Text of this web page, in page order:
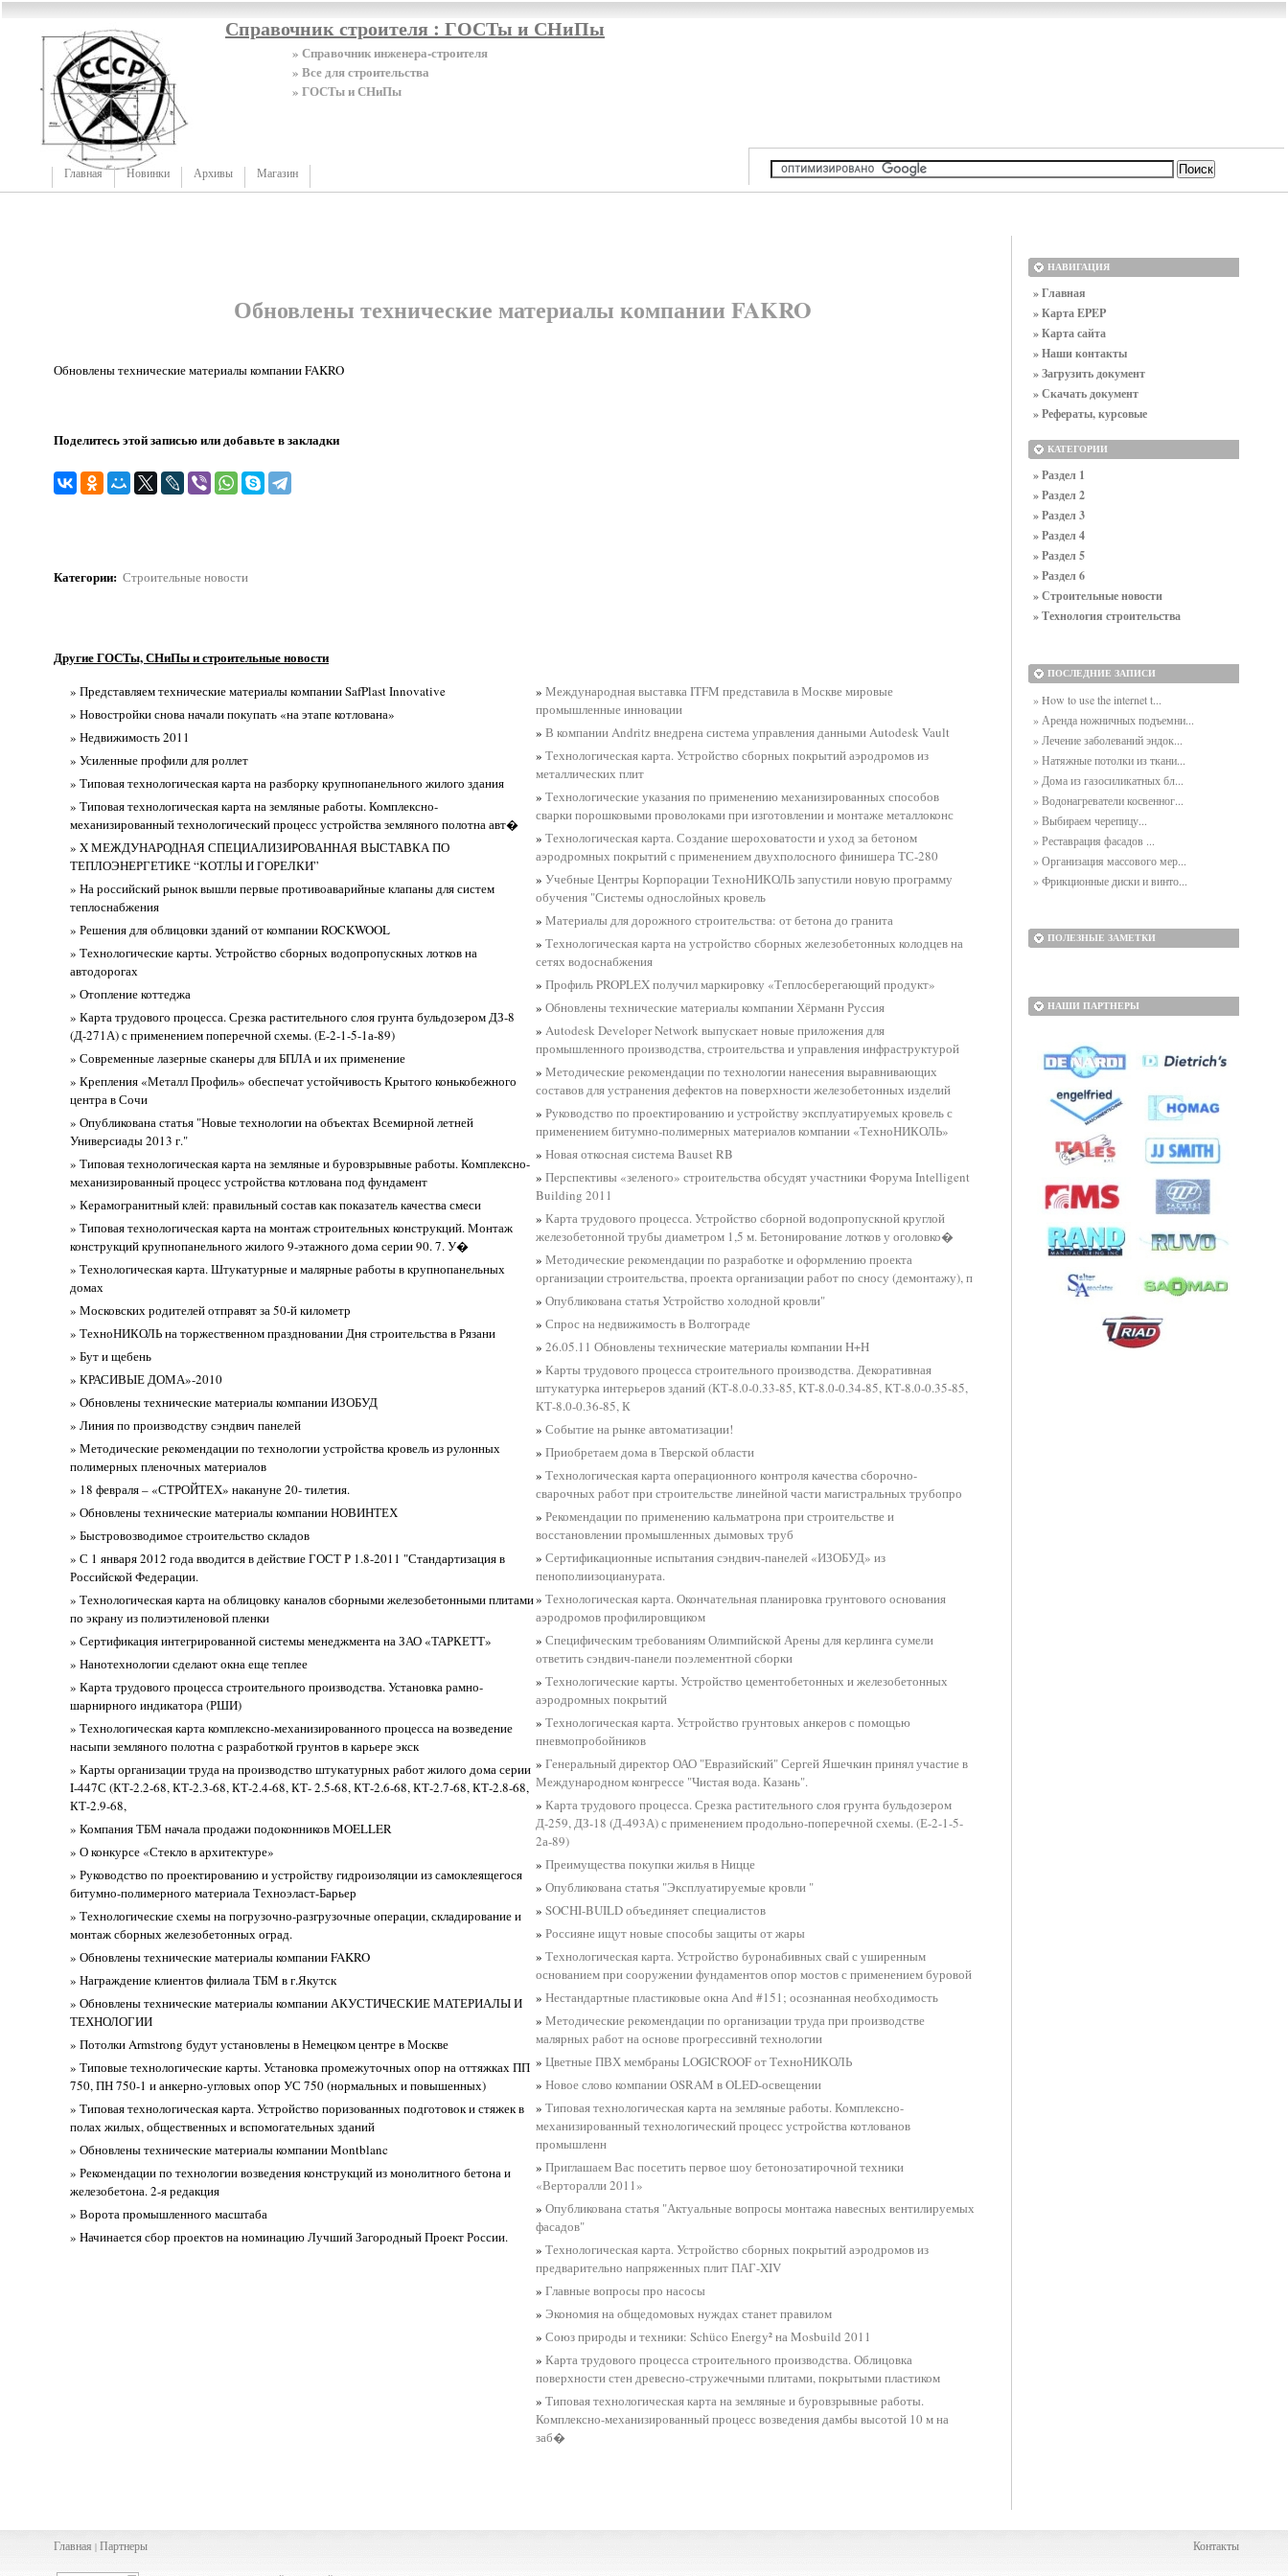
Справочник строителя : ГОСТы и СНиПы
» Справочник инженера-строителя
» Все для строительства
» ГОСТы и СНиПы
Главная Новинки Архивы Магазин
Обновлены технические материалы компании FAKRO
Обновлены технические материалы компании FAKRO
Поделитесь этой записью или добавьте в закладки
Категории: Строительные новости
Другие ГОСТы, СНиПы и строительные новости
» Представляем технические материалы компании SafPlast Innovative
» Новостройки снова начали покупать «на этапе котлована»
» Недвижимость 2011
» Усиленные профили для роллет
» Типовая технологическая карта на разборку крупнопанельного жилого здания
» Типовая технологическая карта на земляные работы. Комплексно-
механизированный технологический процесс устройства земляного полотна авт�
» X МЕЖДУНАРОДНАЯ СПЕЦИАЛИЗИРОВАННАЯ ВЫСТАВКА ПО
ТЕПЛОЭНЕРГЕТИКЕ “КОТЛЫ И ГОРЕЛКИ”
» На российский рынок вышли первые противоаварийные клапаны для систем
теплоснабжения
» Решения для облицовки зданий от компании ROCKWOOL
» Технологические карты. Устройство сборных водопропускных лотков на
автодорогах
» Отопление коттеджа
» Карта трудового процесса. Срезка растительного слоя грунта бульдозером ДЗ-8
(Д-271А) с применением поперечной схемы. (Е-2-1-5-1а-89)
» Современные лазерные сканеры для БПЛА и их применение
» Крепления «Металл Профиль» обеспечат устойчивость Крытого конькобежного
центра в Сочи
» Опубликована статья "Новые технологии на объектах Всемирной летней
Универсиады 2013 г."
» Типовая технологическая карта на земляные и буровзрывные работы. Комплексно-
механизированный процесс устройства котлована под фундамент
» Керамогранитный клей: правильный состав как показатель качества смеси
» Типовая технологическая карта на монтаж строительных конструкций. Монтаж
конструкций крупнопанельного жилого 9-этажного дома серии 90. 7. У�
» Технологическая карта. Штукатурные и малярные работы в крупнопанельных
домах
» Московских родителей отправят за 50-й километр
» ТехноНИКОЛЬ на торжественном праздновании Дня строительства в Рязани
» Бут и щебень
» КРАСИВЫЕ ДОМА»-2010
» Обновлены технические материалы компании ИЗОБУД
» Линия по производству сэндвич панелей
» Методические рекомендации по технологии устройства кровель из рулонных
полимерных пленочных материалов
» 18 февраля – «СТРОЙТЕХ» накануне 20- тилетия.
» Обновлены технические материалы компании НОВИНТЕХ
» Быстровозводимое строительство складов
» С 1 января 2012 года вводится в действие ГОСТ Р 1.8-2011 "Стандартизация в
Российской Федерации.
» Технологическая карта на облицовку каналов сборными железобетонными плитами
по экрану из полиэтиленовой пленки
» Сертификация интегрированной системы менеджмента на ЗАО «ТАРКЕТТ»
» Нанотехнологии сделают окна еще теплее
» Карта трудового процесса строительного производства. Установка рамно-
шарнирного индикатора (РШИ)
» Технологическая карта комплексно-механизированного процесса на возведение
насыпи земляного полотна с разработкой грунтов в карьере экск
» Карты организации труда на производство штукатурных работ жилого дома серии
I-447С (КТ-2.2-68, КТ-2.3-68, КТ-2.4-68, КТ- 2.5-68, КТ-2.6-68, КТ-2.7-68, КТ-2.8-68,
КТ-2.9-68,
» Компания ТБМ начала продажи подоконников MOELLER
» О конкурсе «Стекло в архитектуре»
» Руководство по проектированию и устройству гидроизоляции из самоклеящегося
битумно-полимерного материала Техноэласт-Барьер
» Технологические схемы на погрузочно-разгрузочные операции, складирование и
монтаж сборных железобетонных оград.
» Обновлены технические материалы компании FAKRO
» Награждение клиентов филиала ТБМ в г.Якутск
» Обновлены технические материалы компании АКУСТИЧЕСКИЕ МАТЕРИАЛЫ И
ТЕХНОЛОГИИ
» Потолки Armstrong будут установлены в Немецком центре в Москве
» Типовые технологические карты. Установка промежуточных опор на оттяжках ПП
750, ПН 750-1 и анкерно-угловых опор УС 750 (нормальных и повышенных)
» Типовая технологическая карта. Устройство поризованных подготовок и стяжек в
полах жилых, общественных и вспомогательных зданий
» Обновлены технические материалы компании Montblanc
» Рекомендации по технологии возведения конструкций из монолитного бетона и
железобетона. 2-я редакция
» Ворота промышленного масштаба
» Hачинается сбор проектов на номинацию Лучший Загородный Проект России.
» Международная выставка ITFM представила в Москве мировые
промышленные инновации
» В компании Andritz внедрена система управления данными Autodesk Vault
» Технологическая карта. Устройство сборных покрытий аэродромов из
металлических плит
» Технологические указания по применению механизированных способов
сварки порошковыми проволоками при изготовлении и монтаже металлоконс
» Технологическая карта. Создание шероховатости и уход за бетоном
аэродромных покрытий с применением двухполосного финишера ТС-280
» Учебные Центры Корпорации ТехноНИКОЛЬ запустили новую программу
обучения "Системы однослойных кровель
» Материалы для дорожного строительства: от бетона до гранита
» Технологическая карта на устройство сборных железобетонных колодцев на
сетях водоснабжения
» Профиль PROPLEX получил маркировку «Теплосберегающий продукт»
» Обновлены технические материалы компании Хёрманн Руссия
» Autodesk Developer Network выпускает новые приложения для
промышленного производства, строительства и управления инфраструктурой
» Методические рекомендации по технологии нанесения выравнивающих
составов для устранения дефектов на поверхности железобетонных изделий
» Руководство по проектированию и устройству эксплуатируемых кровель с
применением битумно-полимерных материалов компании «ТехноНИКОЛЬ»
» Новая откосная система Bauset RB
» Перспективы «зеленого» строительства обсудят участники Форума Intelligent
Building 2011
» Карта трудового процесса. Устройство сборной водопропускной круглой
железобетонной трубы диаметром 1,5 м. Бетонирование лотков у оголовко�
» Методические рекомендации по разработке и оформлению проекта
организации строительства, проекта организации работ по сносу (демонтажу), п
» Опубликована статья Устройство холодной кровли"
» Спрос на недвижимость в Волгограде
» 26.05.11 Обновлены технические материалы компании H+H
» Карты трудового процесса строительного производства. Декоративная
штукатурка интерьеров зданий (КТ-8.0-0.33-85, КТ-8.0-0.34-85, КТ-8.0-0.35-85,
КТ-8.0-0.36-85, К
» Событие на рынке автоматизации!
» Приобретаем дома в Тверской области
» Технологическая карта операционного контроля качества сборочно-
сварочных работ при строительстве линейной части магистральных трубопро
» Рекомендации по применению кальматрона при строительстве и
восстановлении промышленных дымовых труб
» Сертификационные испытания сэндвич-панелей «ИЗОБУД» из
пенополиизоцианурата.
» Технологическая карта. Окончательная планировка грунтового основания
аэродромов профилировщиком
» Специфическим требованиям Олимпийской Арены для керлинга сумели
ответить сэндвич-панели поэлементной сборки
» Технологические карты. Устройство цементобетонных и железобетонных
аэродромных покрытий
» Технологическая карта. Устройство грунтовых анкеров с помощью
пневмопробойников
» Генеральный директор ОАО "Евразийский" Сергей Яшечкин принял участие в
Международном конгрессе "Чистая вода. Казань".
» Карта трудового процесса. Срезка растительного слоя грунта бульдозером
Д-259, ДЗ-18 (Д-493А) с применением продольно-поперечной схемы. (Е-2-1-5-
2а-89)
» Преимущества покупки жилья в Ницце
» Опубликована статья "Эксплуатируемые кровли "
» SOCHI-BUILD объединяет специалистов
» Россияне ищут новые способы защиты от жары
» Технологическая карта. Устройство буронабивных свай с уширенным
основанием при сооружении фундаментов опор мостов с применением буровой
» Нестандартные пластиковые окна And #151; осознанная необходимость
» Методические рекомендации по организации труда при производстве
малярных работ на основе прогрессивнй технологии
» Цветные ПВХ мембраны LOGICROOF от ТехноНИКОЛЬ
» Новое слово компании OSRAM в OLED-освещении
» Типовая технологическая карта на земляные работы. Комплексно-
механизированный технологический процесс устройства котлованов
промышленн
» Приглашаем Вас посетить первое шоу бетонозатирочной техники
«Верторалли 2011»
» Опубликована статья "Актуальные вопросы монтажа навесных вентилируемых
фасадов"
» Технологическая карта. Устройство сборных покрытий аэродромов из
предварительно напряженных плит ПАГ-XIV
» Главные вопросы про насосы
» Экономия на общедомовых нуждах станет правилом
» Союз природы и техники: Schüco Energy² на Mosbuild 2011
» Карта трудового процесса строительного производства. Облицовка
поверхности стен древесно-стружечными плитами, покрытыми пластиком
» Типовая технологическая карта на земляные и буровзрывные работы.
Комплексно-механизированный процесс возведения дамбы высотой 10 м на
заб�
НАВИГАЦИЯ
» Главная
» Карта EPEP
» Карта сайта
» Наши контакты
» Загрузить документ
» Скачать документ
» Рефераты, курсовые
КАТЕГОРИИ
» Раздел 1
» Раздел 2
» Раздел 3
» Раздел 4
» Раздел 5
» Раздел 6
» Строительные новости
» Технология строительства
ПОСЛЕДНИЕ ЗАПИСИ
» How to use the internet t...
» Аренда ножничных подъемни...
» Лечение заболеваний эндок...
» Натяжные потолки из ткани...
» Дома из газосиликатных бл...
» Водонагреватели косвенног...
» Выбираем черепицу...
» Реставрация фасадов ...
» Организация массового мер...
» Фрикционные диски и винто...
ПОЛЕЗНЫЕ ЗАМЕТКИ
НАШИ ПАРТНЕРЫ
Главная | Партнеры Контакты